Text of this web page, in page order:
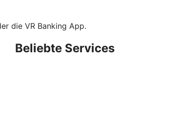
die VR Banking App.
Beliebte Services